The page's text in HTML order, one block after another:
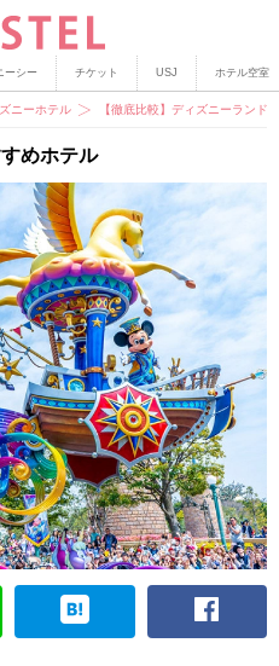
ーシー チケット USJ ホテル空室
ニーホテル 【徹底比較】ディズニーランド
めホテル